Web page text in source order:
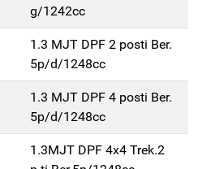
g/1242cc
1.3 MJT DPF 2 posti Ber.
5p/d/1248cc
1.3 MJT DPF 4 posti Ber.
5p/d/1248cc
1.3MJT DPF 4x4 Trek.2